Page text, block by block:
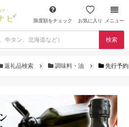
限度額をチェック お気に入り メニュー
検索
返礼品検索 調味料・油 先行予